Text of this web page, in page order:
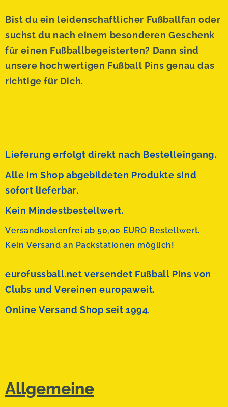
Bist du ein leidenschaftlicher Fußballfan oder
suchst du nach einem besonderen Geschenk
für einen Fußballbegeisterten? Dann sind
unsere hochwertigen Fußball Pins genau das
richtige für Dich.
Lieferung erfolgt direkt nach Bestelleingang.
Alle im Shop abgebildeten Produkte sind
sofort lieferbar.
Kein Mindestbestellwert.
Versandkostenfrei ab 50,00 EURO Bestellwert.
Kein Versand an Packstationen möglich!
eurofussball.net versendet Fußball Pins von
Clubs und Vereinen europaweit.
Online Versand Shop seit 1994.
Allgemeine